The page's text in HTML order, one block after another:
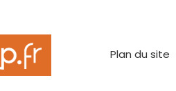
Plan du site